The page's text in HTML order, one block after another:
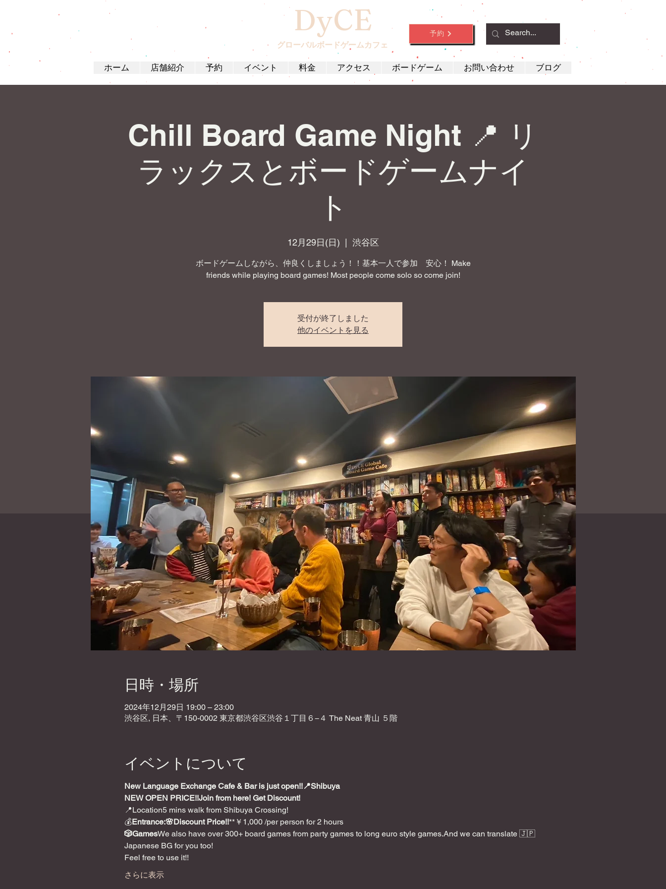
DyCE
グローバルボードゲームカフェ
予約
ホーム 店舗紹介 予約 イベント 料金 アクセス ボードゲーム お問い合わせ ブログ
Chill Board Game Night 📍 リ
ラックスとボードゲームナイ
ト
12月29日(日) 渋谷区
ボードゲームしながら、仲良くしましょう！！基本一人で参加 安心！ Make
friends while playing board games! Most people come solo so come join!
受付が終了しました
他のイベントを見る
日時・場所
2024年12月29日 19:00 – 23:00
渋谷区, 日本、〒150-0002 東京都渋谷区渋谷１丁目６−４ The Neat 青山 ５階
イベントについて
New Language Exchange Cafe & Bar is just open!!📍Shibuya
NEW OPEN PRICE!!Join from here! Get Discount!
📍Location5 mins walk from Shibuya Crossing!
💰Entrance:🌸Discount Price!!**￥1,000 /per person for 2 hours
🎲GamesWe also have over 300+ board games from party games to long euro style games.And we can translate 🇯🇵
Japanese BG for you too!
Feel free to use it!!
さらに表示